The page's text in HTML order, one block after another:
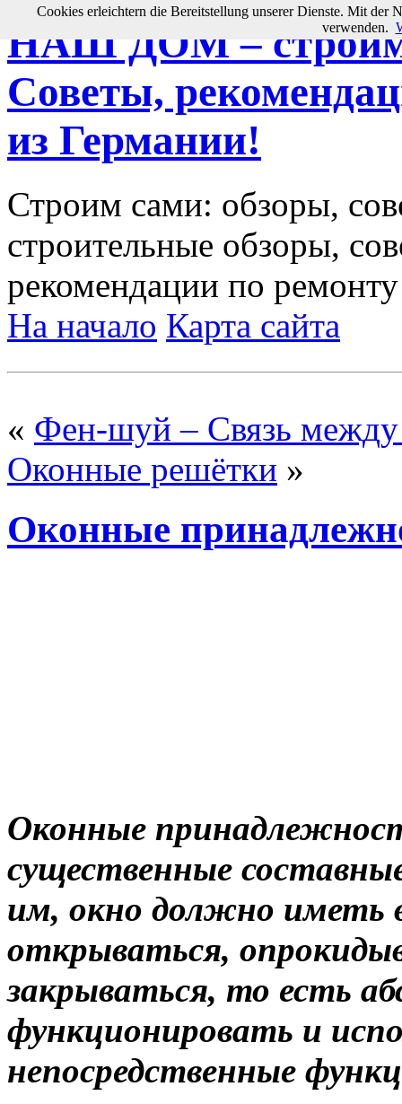
НАШ ДОМ – строим
Советы,
из Германии!
Строим сами: обзоры,
строительные обзоры,
рекомендации по ремонту
На начало Карта сайта
« Фен-шуй – Связь между
Оконные решётки »
Оконные
Оконные
существенные
им, окно должно иметь
открываться,
закрываться, то есть
функционировать и
непосредственные
Cookies erleichtern die Bereitstellung unserer Dienste. Mit der
verwenden.